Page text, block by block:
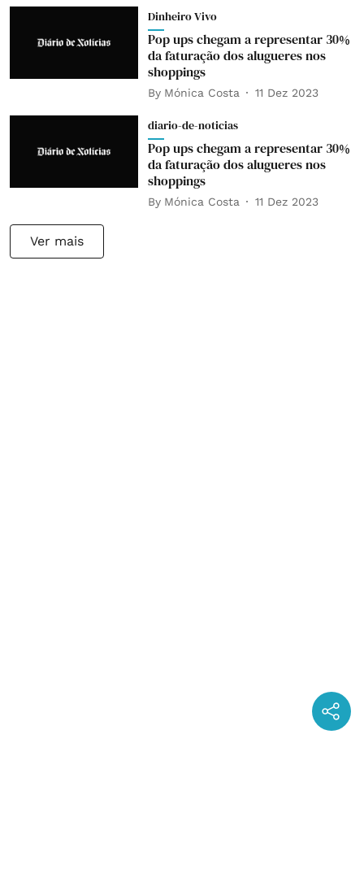
Dinheiro Vivo
Pop ups chegam a representar 30%
da faturação dos alugueres nos
shoppings
By Mónica Costa 11 Dez 2023
diario-de-noticias
Pop ups chegam a representar 30%
da faturação dos alugueres nos
shoppings
By Mónica Costa 11 Dez 2023
Ver mais